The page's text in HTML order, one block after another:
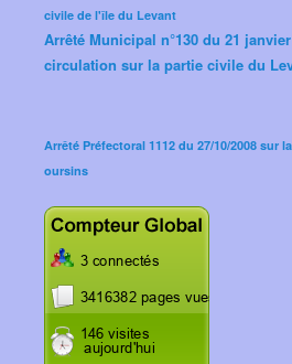
civile de l'île du Levant
Arrêté Municipal n°130 du 21
circulation sur la partie civile du
Arrêté Préfectoral 1112 du 27/10/2008 sur
oursins